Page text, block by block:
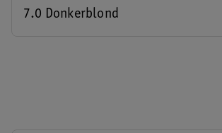
7.0 Donkerblond